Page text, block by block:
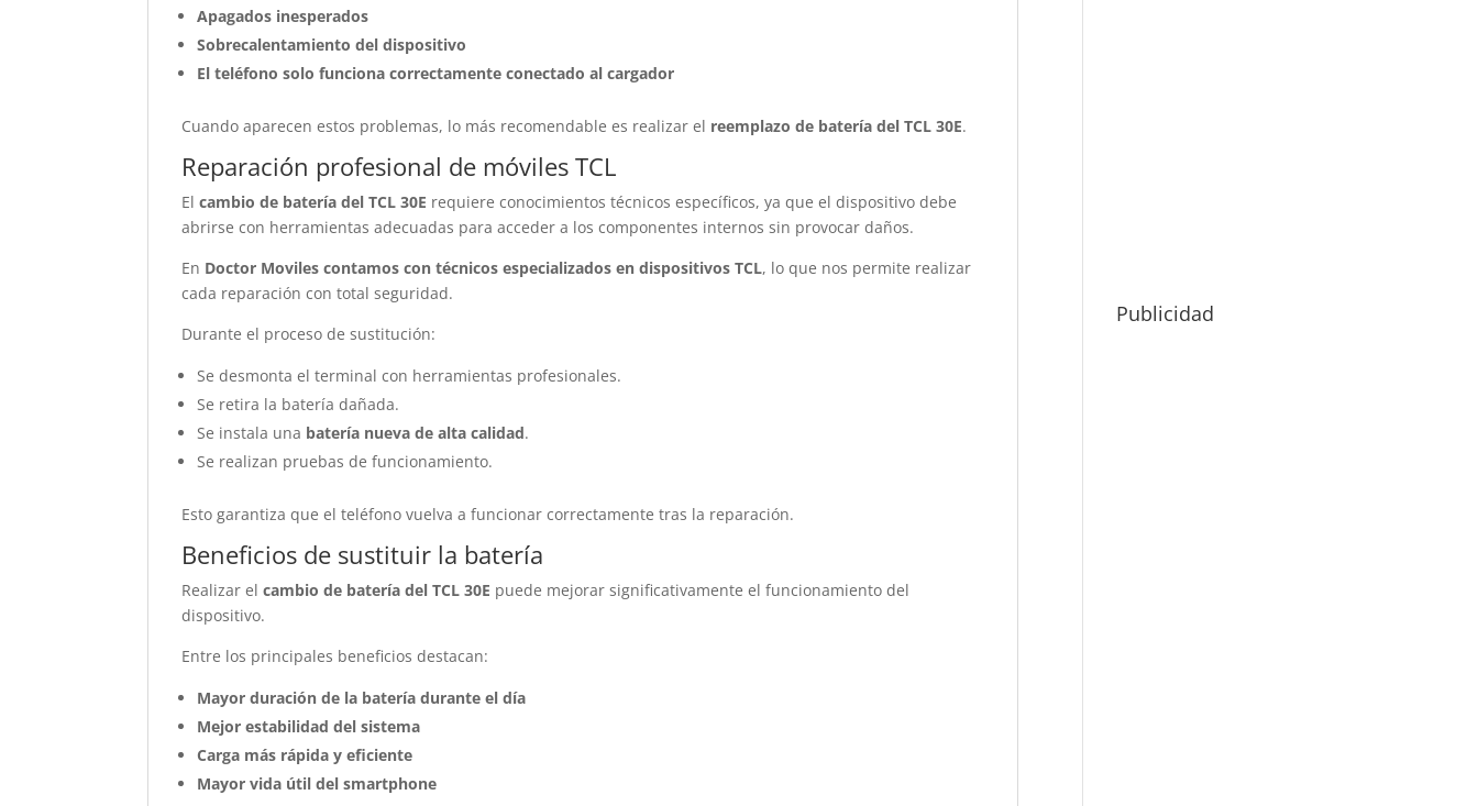
Apagados inesperados
Sobrecalentamiento del dispositivo
El teléfono solo funciona correctamente conectado al cargador
Cuando aparecen estos problemas, lo más recomendable es realizar el reemplazo de batería del TCL 30E.
Reparación profesional de móviles TCL
Elcambio de batería del TCL 30E requiere conocimientos técnicos específicos, ya que el dispositivo debe
abrirse con herramientas adecuadas para acceder a los componentes internos sin provocar daños.
En Doctor Moviles contamos con técnicos especializados en dispositivos TCL, lo que nos permite realizar
cada reparación con total seguridad.
Durante el proceso de sustitución:
Se desmonta el terminal con herramientas profesionales.
Se retira la batería dañada.
Se instala una batería nueva de alta calidad.
Se realizan pruebas de funcionamiento.
Esto garantiza que el teléfono vuelva a funcionar correctamente tras la reparación.
Beneficios de sustituir la batería
Realizar elcambio de batería del TCL 30E puede mejorar significativamente el funcionamiento del
dispositivo.
Entre los principales beneficios destacan:
Mayor duración de la batería durante el día
Mejor estabilidad del sistema
Carga más rápida y eficiente
Mayor vida útil del smartphone
Publicidad